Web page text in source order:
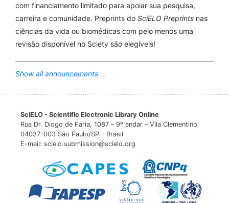
com financiamento limitado para apoiar sua pesquisa,
carreira e comunidade. Preprints do SciELO Preprints nas
ciências da vida ou biomédicas com pelo menos uma
revisão disponível no Sciety são elegíveis!
Show all announcements ...
SciELO - Scientific Electronic Library Online
Rua Dr. Diogo de Faria, 1087 – 9º andar – Vila Clementino
04037-003 São Paulo/SP - Brasil
E-mail: scielo.submission@scielo.org